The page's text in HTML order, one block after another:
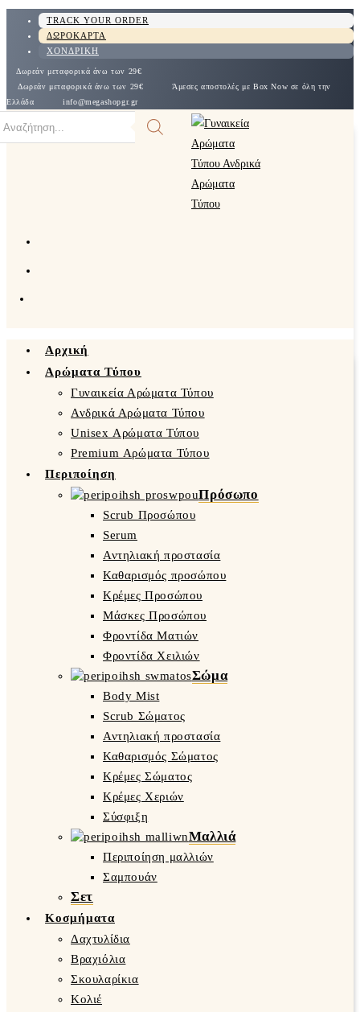
TRACK YOUR ORDER
ΔΩΡΟΚΑΡΤΑ
ΧΟΝΔΡΙΚΗ
Δωρεάν μεταφορικά άνω των 29€
Δωρεάν μεταφορικά άνω των 29€
Άμεσες αποστολές με Box Now σε όλη την
Ελλάδα
info@megashopgr.gr
Αρχική
Αρώματα Τύπου
Γυναικεία Αρώματα Τύπου
Ανδρικά Αρώματα Τύπου
Unisex Αρώματα Τύπου
Premium Αρώματα Τύπου
Περιποίηση
Πρόσωπο
Scrub Προσώπου
Serum
Αντηλιακή προστασία
Καθαρισμός προσώπου
Κρέμες Προσώπου
Μάσκες Προσώπου
Φροντίδα Ματιών
Φροντίδα Χειλιών
Σώμα
Body Mist
Scrub Σώματος
Αντηλιακή προστασία
Καθαρισμός Σώματος
Κρέμες Σώματος
Κρέμες Χεριών
Σύσφιξη
Μαλλιά
Περιποίηση μαλλιών
Σαμπουάν
Σετ
Κοσμήματα
Δαχτυλίδια
Βραχιόλια
Σκουλαρίκια
Κολιέ